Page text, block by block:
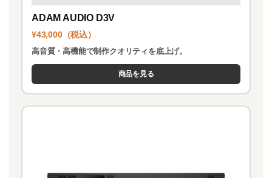
ADAM AUDIO D3V
¥43,000（税込）
高音質・高機能で制作クオリティを底上げ。
商品を見る